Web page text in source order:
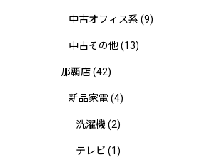
中古オフィス系 (9)
中古その他(13)
那覇店(42)
新品家電(4)
洗濯機 (2)
テレビ (1)